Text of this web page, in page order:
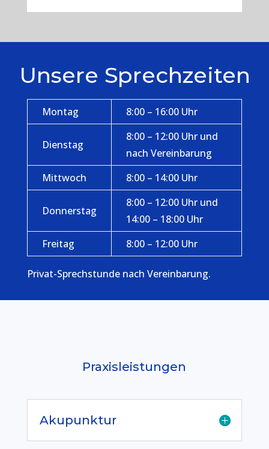
Unsere Sprechzeiten
Montag 8:00 – 16:00 Uhr
Dienstag
8:00 – 12:00 Uhr und
nach Vereinbarung
Mittwoch
8:00 – 14:00 Uhr
Donnerstag
8:00 – 12:00 Uhr und
14:00 – 18:00 Uhr
Freitag
8:00 – 12:00 Uhr
Privat-Sprechstunde nach Vereinbarung.
Praxisleistungen
Akupunktur